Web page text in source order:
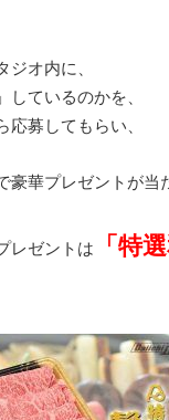
オ内に、
ているのかを、
応募してもらい、
豪華プレゼントが当
レゼントは
「特